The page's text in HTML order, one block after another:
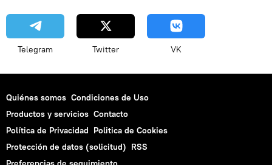
Telegram Twitter VK
Quiénes somos Condiciones de Uso
Productos y servicios Contacto
Política de Privacidad Politica de Cookies
Protección de datos (solicitud) RSS